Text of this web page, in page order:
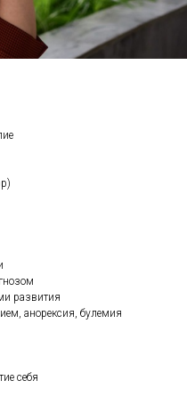
развития
анорексия, булемия
себя